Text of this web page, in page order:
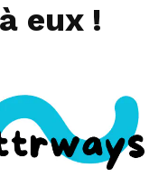
eux !